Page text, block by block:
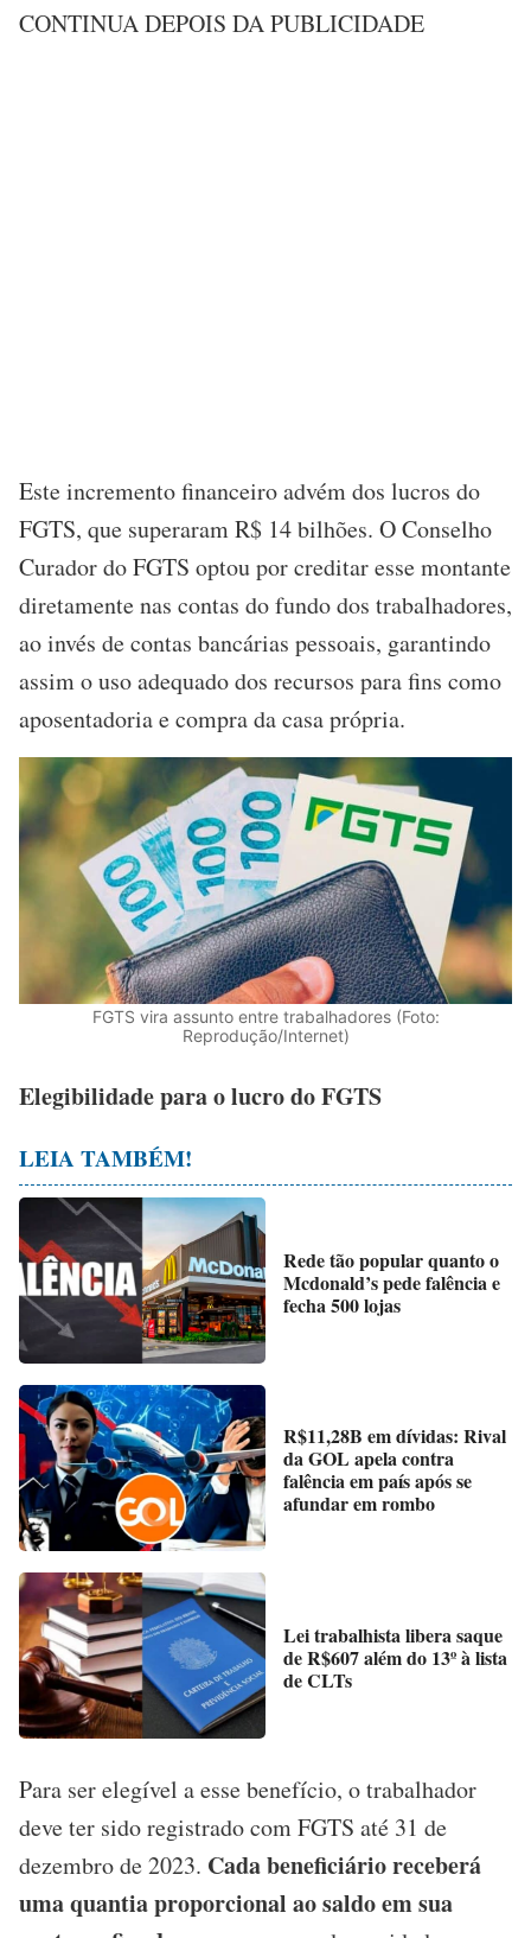
CONTINUA DEPOIS DA PUBLICIDADE
Este incremento financeiro advém dos lucros do
FGTS, que superaram R$ 14 bilhões. O Conselho
Curador do FGTS optou por creditar esse montante
diretamente nas contas do fundo dos trabalhadores,
ao invés de contas bancárias pessoais, garantindo
assim o uso adequado dos recursos para fins como
aposentadoria e compra da casa própria.
FGTS vira assunto entre trabalhadores (Foto:
Reprodução/Internet)
Elegibilidade para o lucro do FGTS
LEIA TAMBÉM!
Rede tão popular quanto o
Mcdonald’s pede falência e
fecha 500 lojas
R$11,28B em dívidas: Rival
da GOL apela contra
falência em país após se
afundar em rombo
Lei trabalhista libera saque
de R$607 além do 13º à lista
de CLTs
Para ser elegível a esse benefício, o trabalhador
deve ter sido registrado com FGTS até 31 de
dezembro de 2023. Cada beneficiário receberá
uma quantia proporcional ao saldo em sua